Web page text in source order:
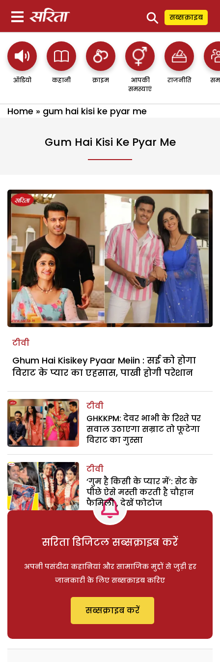
⚲ सब्सक्राइब
ऑडियो कहानी क्राइम
आपकी
समस्याएं
राजनीति
Home » gum hai kisi ke pyar me
Gum Hai Kisi Ke Pyar Me
टीवी
Ghum Hai Kisikey Pyaar Meiin : सई को होगा
विराट के प्यार का एहसास, पाखी होगी परेशान
टीवी
GHKKPM: देवर भाभी के रिश्ते पर
सवाल उठाएगा सम्राट तो फूटेगा
विराट का गुस्सा
टीवी
‘गुम है किसी के प्यार में’: सेट के
पीछे ऐसे मस्ती करती है चौहान
फैमिली , देखें फोटोज
सरिता डिजिटल सब्सक्राइब करें
अपनी पसंदीदा कहानियां और सामाजिक मुद्दों से जुड़ी हर
जानकारी के लिए सब्सक्राइब करिए
सब्सक्राइब करें